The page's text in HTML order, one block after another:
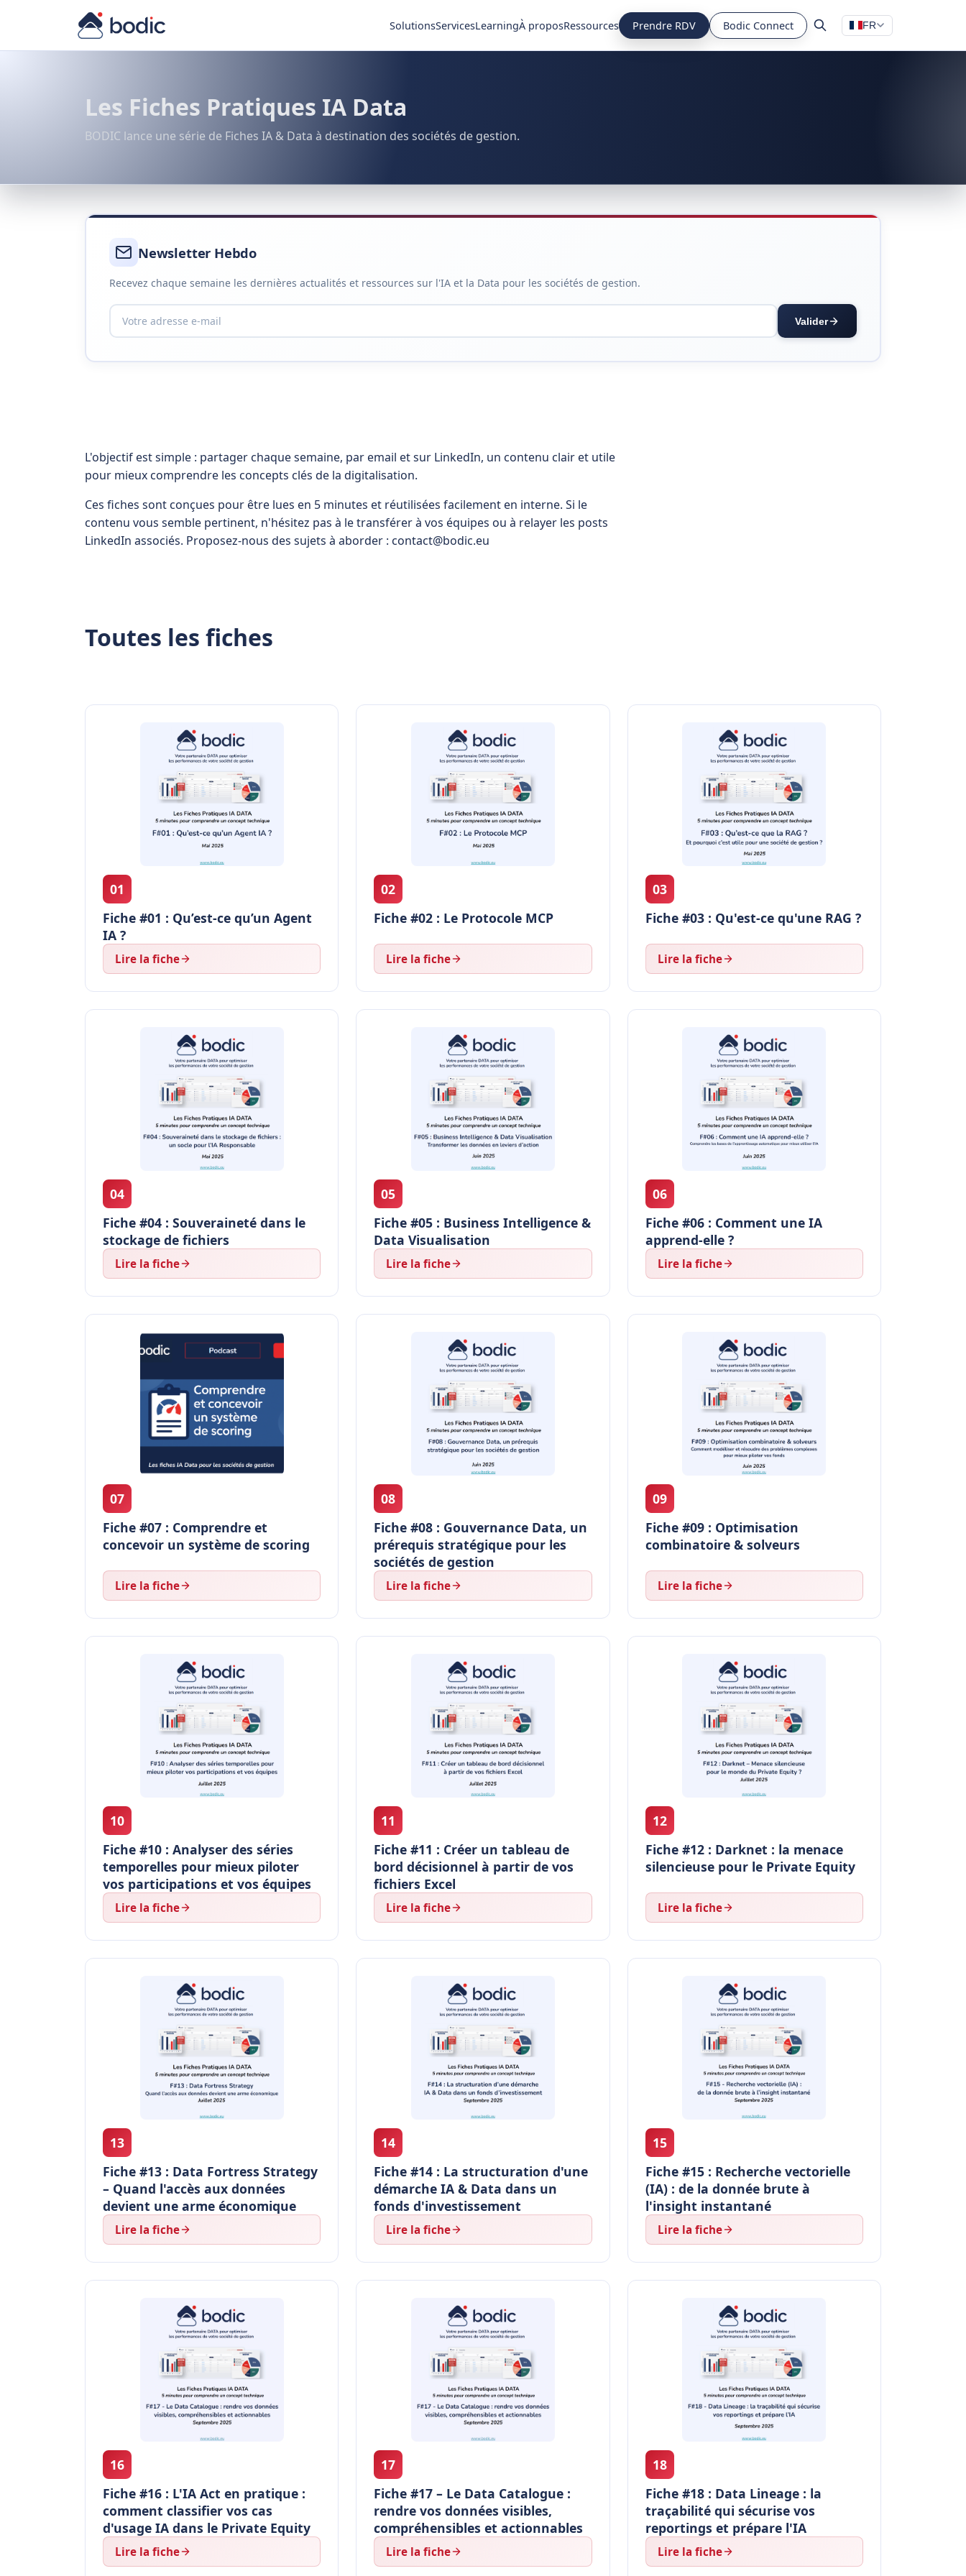
SolutionsServicesLearningÀ proposRessources Prendre RDV Bodic Connect FR
Les Fiches Pratiques IA Data
BODIC lance une série de Fiches IA & Data à destination des sociétés de gestion.
Newsletter Hebdo
Recevez chaque semaine les dernières actualités et ressources sur l'IA et la Data pour les sociétés de gestion.
Valider
L'objectif est simple : partager chaque semaine, par email et sur LinkedIn, un contenu clair et utile
pour mieux comprendre les concepts clés de la digitalisation.
Ces fiches sont conçues pour être lues en 5 minutes et réutilisées facilement en interne. Si le
contenu vous semble pertinent, n'hésitez pas à le transférer à vos équipes ou à relayer les posts
LinkedIn associés. Proposez-nous des sujets à aborder : contact@bodic.eu
Toutes les fiches
01
Fiche #01 : Qu’est-ce qu’un Agent
IA ?
Lire la fiche
02
Fiche #02 : Le Protocole MCP
Lire la fiche
03
Fiche #03 : Qu'est-ce qu'une RAG ?
Lire la fiche
04
Fiche #04 : Souveraineté dans le
stockage de fichiers
Lire la fiche
05
Fiche #05 : Business Intelligence &
Data Visualisation
Lire la fiche
06
Fiche #06 : Comment une IA
apprend-elle ?
Lire la fiche
07
Fiche #07 : Comprendre et
concevoir un système de scoring
Lire la fiche
08
Fiche #08 : Gouvernance Data, un
prérequis stratégique pour les
sociétés de gestion
Lire la fiche
09
Fiche #09 : Optimisation
combinatoire & solveurs
Lire la fiche
10
Fiche #10 : Analyser des séries
temporelles pour mieux piloter
vos participations et vos équipes
Lire la fiche
11
Fiche #11 : Créer un tableau de
bord décisionnel à partir de vos
fichiers Excel
Lire la fiche
12
Fiche #12 : Darknet : la menace
silencieuse pour le Private Equity
Lire la fiche
13
Fiche #13 : Data Fortress Strategy
– Quand l'accès aux données
devient une arme économique
Lire la fiche
14
Fiche #14 : La structuration d'une
démarche IA & Data dans un
fonds d'investissement
Lire la fiche
15
Fiche #15 : Recherche vectorielle
(IA) : de la donnée brute à
l'insight instantané
Lire la fiche
16
Fiche #16 : L'IA Act en pratique :
comment classifier vos cas
d'usage IA dans le Private Equity
Lire la fiche
17
Fiche #17 – Le Data Catalogue :
rendre vos données visibles,
compréhensibles et actionnables
Lire la fiche
18
Fiche #18 : Data Lineage : la
traçabilité qui sécurise vos
reportings et prépare l'IA
Lire la fiche